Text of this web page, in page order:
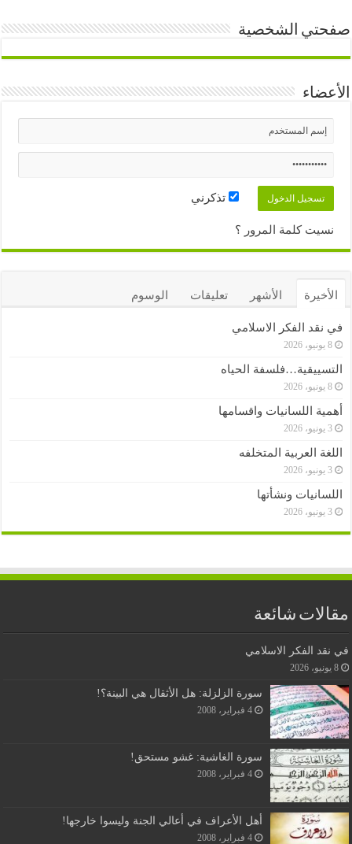
صفحتي الشخصية
الأعضاء
تذكرني
نسيت كلمة المرور ؟
الأخيرة الأشهر تعليقات الوسوم
في نقد الفكر الاسلامي
8 يونيو، 2026
التسييقية…فلسفة الحياه
8 يونيو، 2026
أهمية اللسانيات واقسامها
3 يونيو، 2026
اللغة العربية المتخلفه
3 يونيو، 2026
اللسانيات ونشأتها
3 يونيو، 2026
مقالات شائعة
في نقد الفكر الاسلامي
8 يونيو، 2026
سورة الزلزلة: هل الأثقال هي البينة؟!
4 فبراير، 2008
سورة الغاشية: غشو مستحق!
4 فبراير، 2008
أهل الأعراف في أعالي الجنة وليسوا خارجها!
4 فبراير، 2008